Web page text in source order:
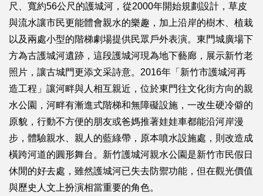
尺、寬約56公尺的護城河，從2000年開始規劃設計，草皮
與流水讓市民更能體會親水的樂趣，加上沿岸的樹木、植栽
以及兩處小型的階梯劇場提供民眾戶外表演。東門城廣場下
方為古護城河遺跡，這段護城河現為地下藝廊，展示新竹老
照片，讓古城門更添文采詩意。2016年「新竹市護城河再
造工程」讓河畔與人相互親近，位於東門往文化街方向的親
水公園，河畔有漸進式階梯和無障礙設施，一改生硬冷僻的
原貌，行動不方便的朋友或爸媽推著娃娃車都能沿河岸漫
步，體驗親水、親人的藍綠帶，原本噴水設施處，則改造成
橫跨河道的圓形舞台。新竹護城河親水公園是新竹市民假日
休閒的好去處，雖然護城河已失去防禦功能，但在觀光價值
與歷史人文上扮演相當重要的角色。